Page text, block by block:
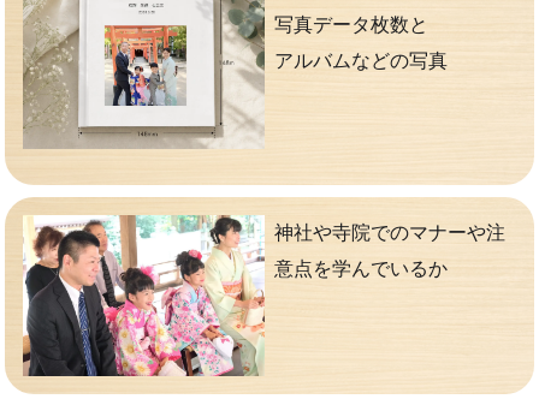
写真データ枚数と
アルバムなどの写真
神社や寺院でのマナーや注
意点を学んでいるか